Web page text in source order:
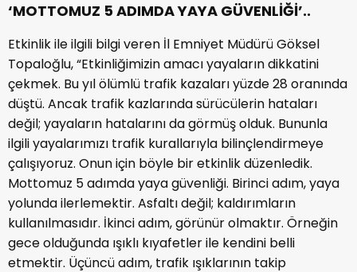
‘MOTTOMUZ 5 ADIMDA YAYA GÜVENLİĞİ’..
Etkinlik ile ilgili bilgi veren İl Emniyet Müdürü Göksel
Topaloğlu, “Etkinliğimizin amacı yayaların dikkatini
çekmek. Bu yıl ölümlü trafik kazaları yüzde 28 oranında
düştü. Ancak trafik kazlarında sürücülerin hataları
değil; yayaların hatalarını da görmüş olduk. Bununla
ilgili yayalarımızı trafik kurallarıyla bilinçlendirmeye
çalışıyoruz. Onun için böyle bir etkinlik düzenledik.
Mottomuz 5 adımda yaya güvenliği. Birinci adım, yaya
yolunda ilerlemektir. Asfaltı değil; kaldırımların
kullanılmasıdır. İkinci adım, görünür olmaktır. Örneğin
gece olduğunda ışıklı kıyafetler ile kendini belli
etmektir. Üçüncü adım, trafik ışıklarının takip